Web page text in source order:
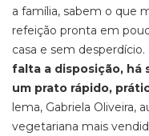
a família, sabem o que
refeição pronta em
casa e sem desperdício.
falta a disposição, há
um prato rápido,
lema, Gabriela Oliveira,
vegetariana mais